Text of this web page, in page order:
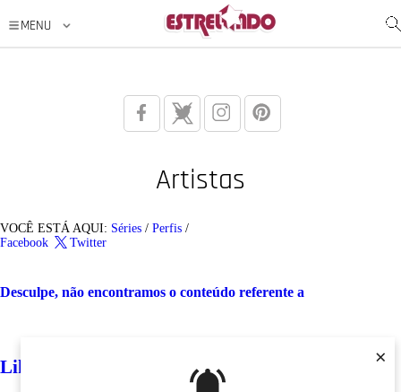
×
Artistas
VOCÊ ESTÁ AQUI: Séries / Perfis /
Facebook
Twitter
Desculpe, não encontramos o conteúdo referente a
Like